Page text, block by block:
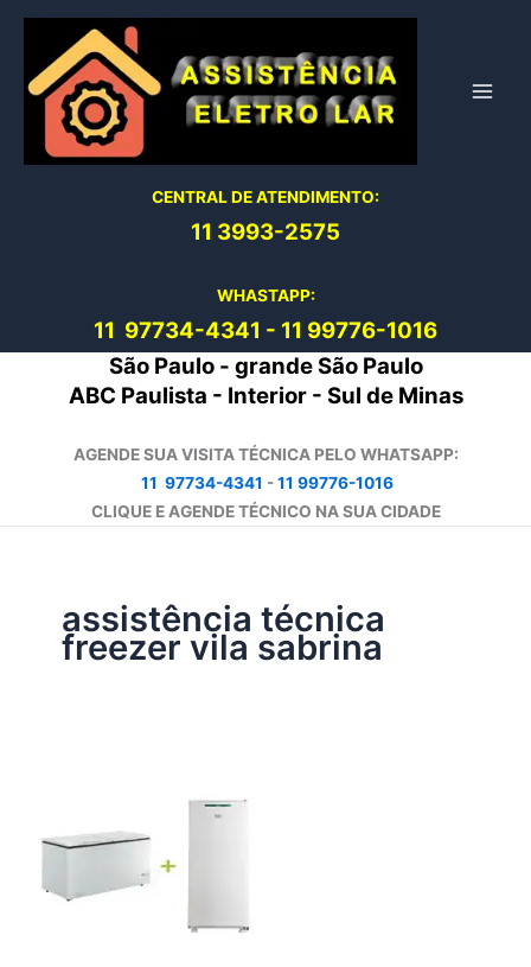
conteúdo
CENTRAL DE ATENDIMENTO:
11 3993-2575
WHASTAPP:
11 97734-4341 - 11 99776-1016
São Paulo - grande São Paulo
ABC Paulista - Interior - Sul de Minas
AGENDE SUA VISITA TÉCNICA PELO WHATSAPP:
11 97734-4341 -11 99776-1016
CLIQUE E AGENDE TÉCNICO NA SUA CIDADE
assistência técnica
freezer vila sabrina